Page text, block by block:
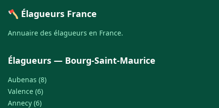
🪓 Élagueurs France
Annuaire des élagueurs en France.
Élagueurs — Bourg-Saint-Maurice
Aubenas (8)
Valence (6)
Annecy (6)